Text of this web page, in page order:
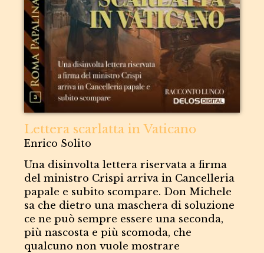
Lettera scarlatta in Vaticano
Enrico Solito
Una disinvolta lettera riservata a firma
del ministro Crispi arriva in Cancelleria
papale e subito scompare. Don Michele
sa che dietro una maschera di soluzione
ce ne può sempre essere una seconda,
più nascosta e più scomoda, che
qualcuno non vuole mostrare